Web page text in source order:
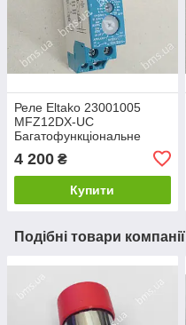
Реле Eltako 23001005
MFZ12DX-UC
Багатофункціональне
4 200 ₴
Купити
Подібні товари компанії